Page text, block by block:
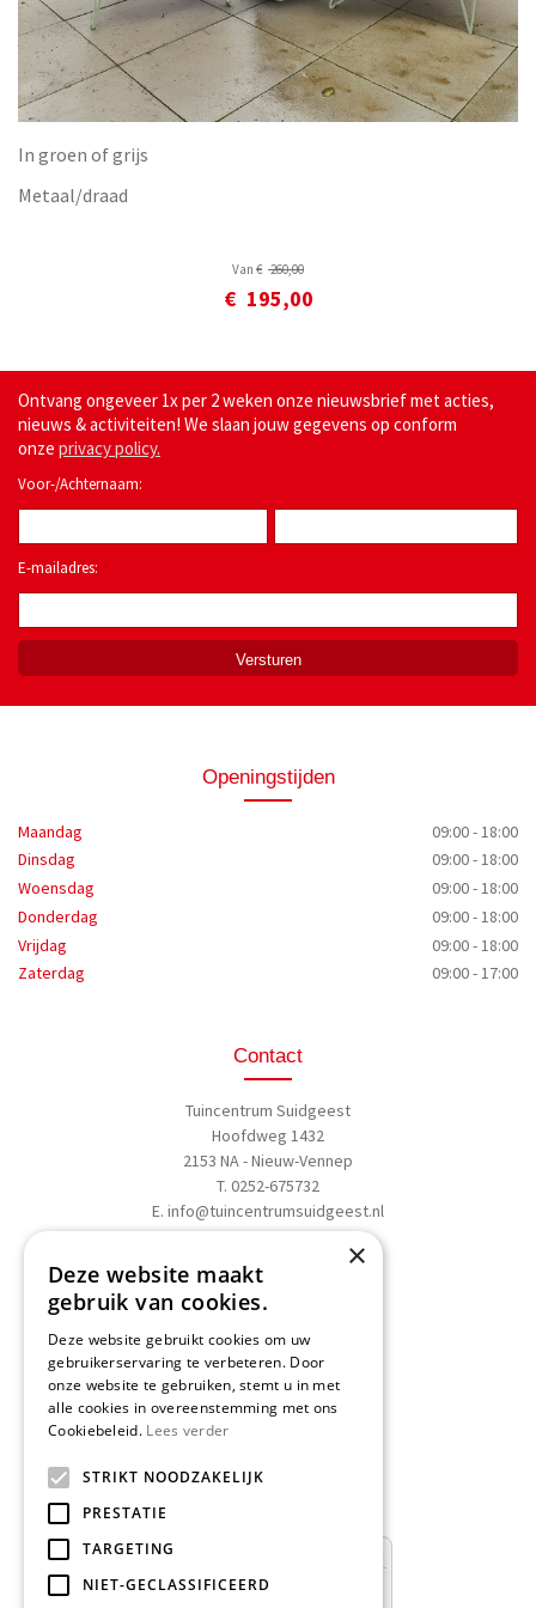
In groen of grijs
Metaal/draad
Van € 260,00
€ 195,00
Ontvang ongeveer 1x per 2 weken onze nieuwsbrief met acties,
nieuws & activiteiten! We slaan jouw gegevens op conform
onze privacy policy.
Voor-/Achternaam:
E-mailadres:
Openingstijden
Maandag
09:00 - 18:00
Dinsdag
09:00 - 18:00
Woensdag
09:00 - 18:00
Donderdag
09:00 - 18:00
Vrijdag
09:00 - 18:00
Zaterdag
09:00 - 17:00
Contact
Tuincentrum Suidgeest
Hoofdweg 1432
2153 NA - Nieuw-Vennep
T. 0252-675732
E. info@tuincentrumsuidgeest.nl
Routebeschrijving
Schrijf een recensie
Nationale Tuinbon t.w.v. € 25,-!
×
Deze website maakt
gebruik van cookies.
Deze website gebruikt cookies om uw
gebruikerservaring te verbeteren. Door
onze website te gebruiken, stemt u in met
alle cookies in overeenstemming met ons
Cookiebeleid. Lees verder
STRIKT NOODZAKELIJK
PRESTATIE
TARGETING
NIET-GECLASSIFICEERD